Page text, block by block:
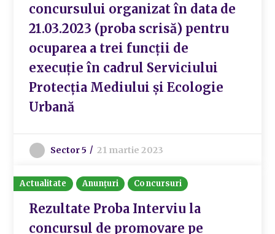
concursului organizat în data de
21.03.2023 (proba scrisă) pentru
ocuparea a trei funcții de
execuție în cadrul Serviciului
Protecția Mediului și Ecologie
Urbană
Sector 5 21 martie 2023
Actualitate Anunțuri Concursuri
Rezultate Proba Interviu la
concursul de promovare pe